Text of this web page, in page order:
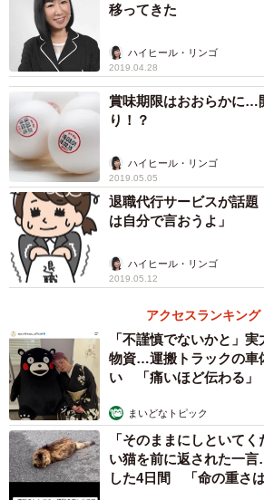
移ってきた
ハイヒール・リンゴ
2019.04.28
賞味期限はおおらかに…
り！？
ハイヒール・リンゴ
2019.05.05
退職代行サービスが話
は自分で言おうよ」
ハイヒール・リンゴ
2019.05.12
アクセスランキング
「不謹慎でないかと」
物資…運搬トラックの車
い 「痛いほど伝わる」
まいどなトピック
「そのままにしといて
い猫を前に返された一
した4日間 「命の重さ